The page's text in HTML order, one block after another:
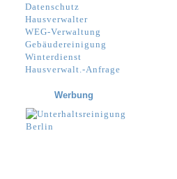
Datenschutz
Hausverwalter
WEG-Verwaltung
Gebäudereinigung
Winterdienst
Hausverwalt.-Anfrage
Werbung